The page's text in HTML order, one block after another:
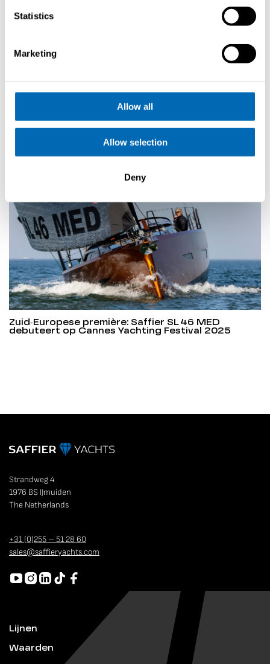
Statistics
Marketing
Allow all
Allow selection
Deny
Van onze werf naar de wilde schoonheid van
Canada
Volgend artikel
Zuid‑Europese première: Saffier SL 46 MED
debuteert op Cannes Yachting Festival 2025
Strandweg 4
1976 BS IJmuiden
The Netherlands
+31 (0)255 – 51 28 60
sales@saffieryachts.com
Lijnen
Waarden